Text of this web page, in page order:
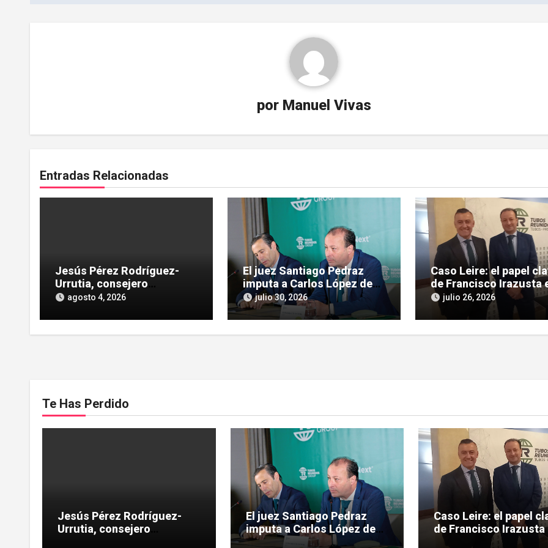
por Manuel Vivas
Entradas Relacionadas
Jesús Pérez Rodríguez-
Urrutia, consejero
independiente, vinculado a
Tubos Reunidos
agosto 4, 2026
El juez Santiago Pedraz
imputa a Carlos López de
las Heras por tráfico de
influencias en el caso Leire
julio 30, 2026
Caso Leire: el papel
de Francisco Irazusta
investigación judicial
Tubos Reunidos
julio 26, 2026
Te Has Perdido
Jesús Pérez Rodríguez-
Urrutia, consejero
El juez Santiago Pedraz
imputa a Carlos López de
las Heras por tráfico de
Caso Leire: el papel
de Francisco Irazusta
investigación judicial